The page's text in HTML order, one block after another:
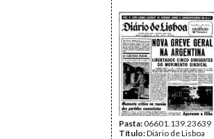
Pasta:06601.139.23639
Título:Diário de Lisboa